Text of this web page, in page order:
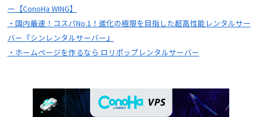
ー【ConoHa WING】
・国内最速！コスパNo.1！進化の極限を目指した超高性能レンタルサー
バー『シンレンタルサーバー』
・ホームページを作るなら ロリポップレンタルサーバー